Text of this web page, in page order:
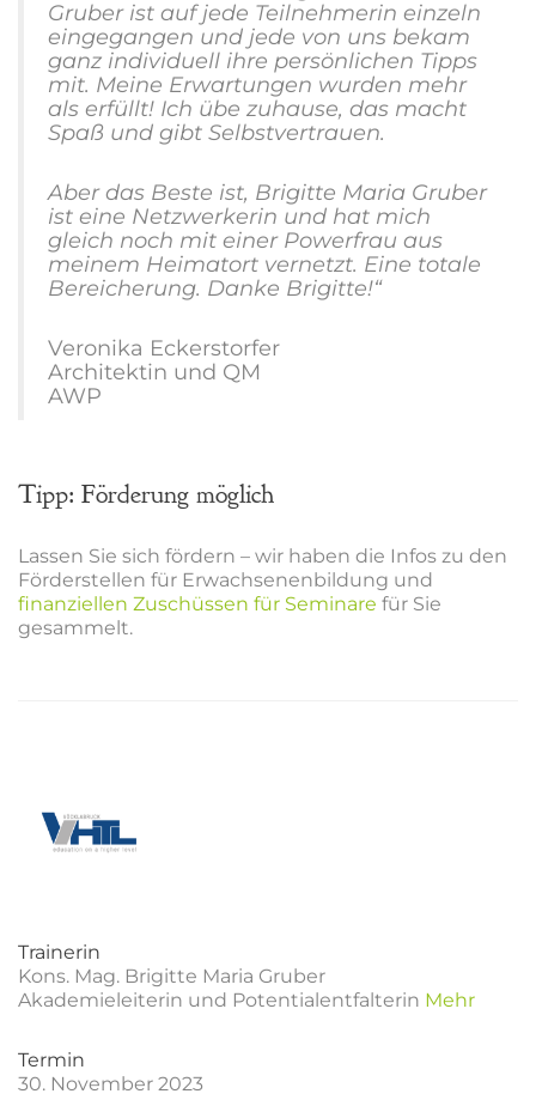
Gruber ist auf jede Teilnehmerin einzeln
eingegangen und jede von uns bekam
ganz individuell ihre persönlichen Tipps
mit. Meine Erwartungen wurden mehr
als erfüllt! Ich übe zuhause, das macht
Spaß und gibt Selbstvertrauen.
Aber das Beste ist, Brigitte Maria Gruber
ist eine Netzwerkerin und hat mich
gleich noch mit einer Powerfrau aus
meinem Heimatort vernetzt. Eine totale
Bereicherung. Danke Brigitte!“
Veronika Eckerstorfer
Architektin und QM
AWP
Tipp: Förderung möglich
Lassen Sie sich fördern – wir haben die Infos zu den
Förderstellen für Erwachsenenbildung und
finanziellen Zuschüssen für Seminare für Sie
gesammelt.
Trainerin
Kons. Mag. Brigitte Maria Gruber
Akademieleiterin und Potentialentfalterin Mehr
Termin
30. November 2023